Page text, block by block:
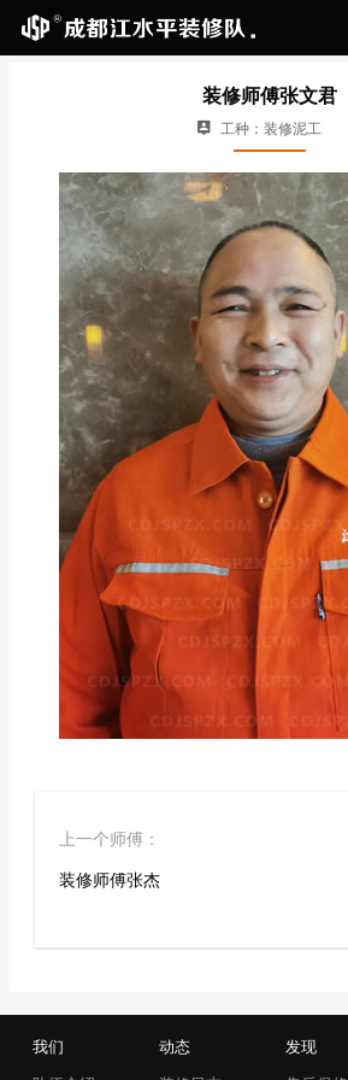
装修师傅张文君
工种：装修泥工
上一个师傅：
装修师傅张杰
我们 动态 发现